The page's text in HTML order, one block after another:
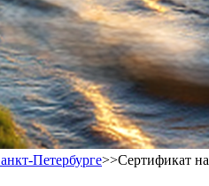
Петербурге>>Сертификат